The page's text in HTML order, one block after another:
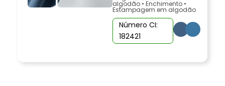
algodão • Enchimento •
Estampagem em algodão
Número CI:
182421